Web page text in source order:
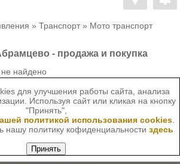
» Транспорт » Мото транспорт
- продажа и покупка
не найдено
для улучшения работы сайта, анализа
Используя сайт или кликая на кнопку
"Принять",
политикой использования cookies.
нашу политику кофиденциальности здесь
Принять